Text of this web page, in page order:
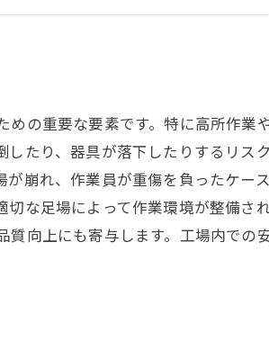
足場工事の重要な役割
の重要な要素です。特に高所作業
たり、器具が落下したりするリス
崩れ、作業員が重傷を負ったケー
な足場によって作業環境が整備さ
向上にも寄与します。工場内での